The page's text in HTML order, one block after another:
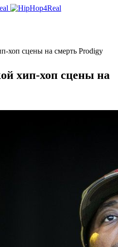
хоп сцены на смерть Prodigy
хип-хоп сцены на